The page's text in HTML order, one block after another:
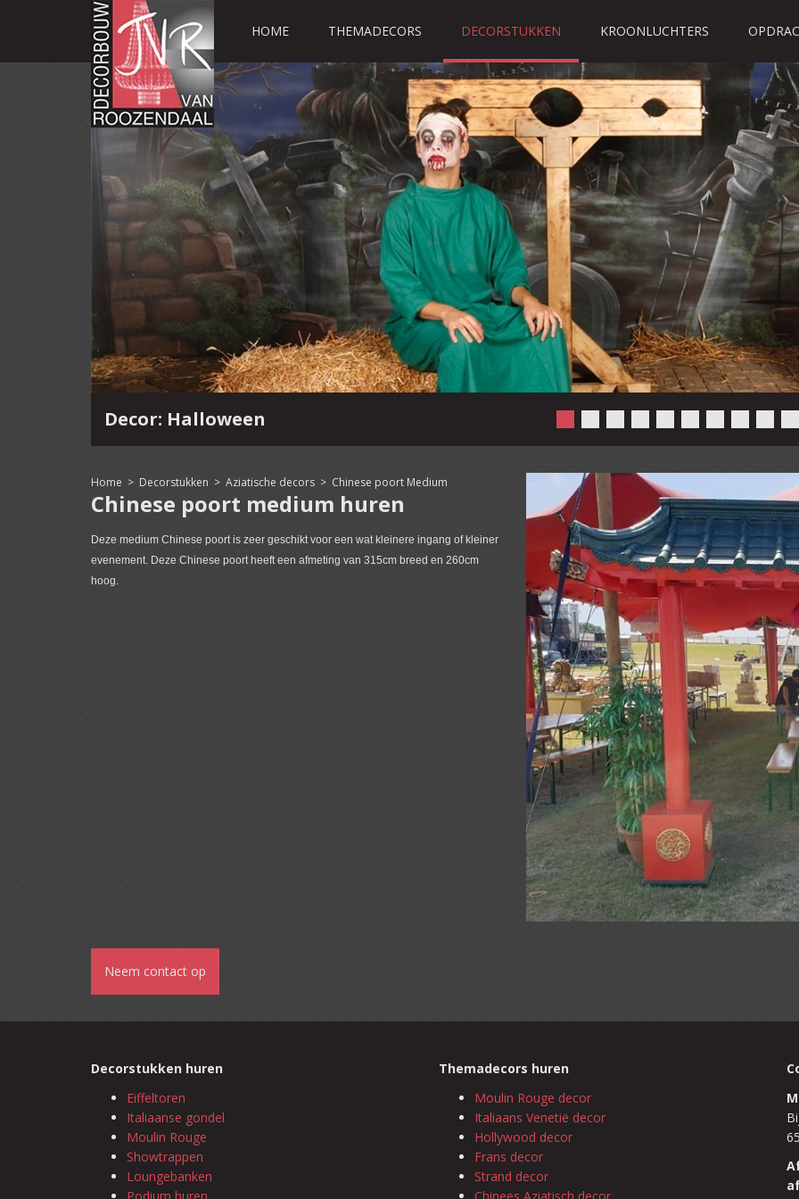
HOME THEMADECORS DECORSTUKKEN KROONLUCHTERS
Decor: Halloween
Home > Decorstukken > Aziatische decors > Chinese poort Medium
Chinese poort medium huren
Deze medium Chinese poort is zeer geschikt voor een wat kleinere ingang of kleiner
evenement. Deze Chinese poort heeft een afmeting van 315cm breed en 260cm
hoog.
Neem contact op
Decorstukken huren
Eiffeltoren
Italiaanse gondel
Moulin Rouge
Showtrappen
Loungebanken
Themadecors huren
Moulin Rouge decor
Italiaans Venetië decor
Hollywood decor
Frans decor
Strand decor